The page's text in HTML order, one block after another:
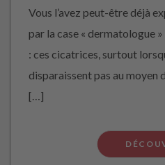
Vous l’avez peut-être déjà
par la case « dermatologue
: ces cicatrices, surtout
disparaissent pas au moyen
[…]